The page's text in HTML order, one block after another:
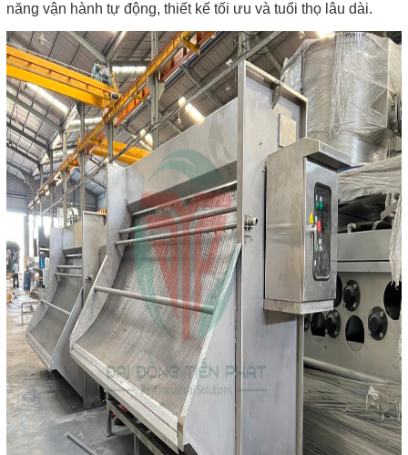
năng vận hành tự động, thiết kế tối ưu và tuổi thọ lâu dài.